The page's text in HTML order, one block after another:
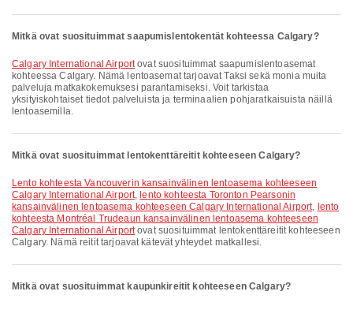
Mitkä ovat suosituimmat saapumislentokentät kohteessa Calgary?
Calgary International Airportovat suosituimmat saapumislentoasemat
kohteessa Calgary. Nämä lentoasemat tarjoavat Taksi sekä monia muita
palveluja matkakokemuksesi parantamiseksi. Voit tarkistaa
yksityiskohtaiset tiedot palveluista ja terminaalien pohjaratkaisuista näillä
lentoasemilla.
Mitkä ovat suosituimmat lentokenttäreitit kohteeseen Calgary?
lento kohteesta Vancouverin kansainvälinen lentoasema kohteeseen
Calgary International Airport, lento kohteesta Toronton Pearsonin
kansainvälinen lentoasema kohteeseen Calgary International Airport, lento
kohteesta Montréal Trudeaun kansainvälinen lentoasema kohteeseen
Calgary International Airportovat suosituimmat lentokenttäreitit kohteeseen
Calgary. Nämä reitit tarjoavat kätevät yhteydet matkallesi.
Mitkä ovat suosituimmat kaupunkireitit kohteeseen Calgary?